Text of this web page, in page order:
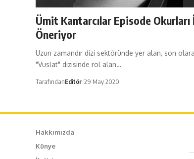
Ümit Kantarcılar Episode Okurları
Öneriyor
Uzun zamandır dizi sektöründe yer alan, son
"Vuslat" dizisinde rol alan…
TarafındanEditör 29 May 2020
Hakkımızda
Künye